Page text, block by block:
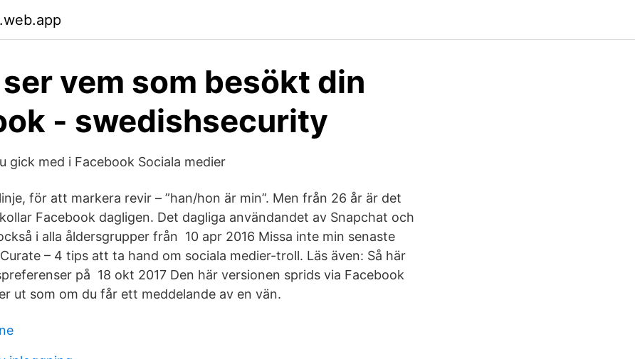
vem som besökt din
- swedishsecurity
gick med i Facebook Sociala medier
för att markera revir – ”han/hon är min”. Men från 26 år är det
Facebook dagligen. Det dagliga användandet av Snapchat och
i alla åldersgrupper från 10 apr 2016 Missa inte min senaste
– 4 tips att ta hand om sociala medier-troll. Läs även: Så här
på 18 okt 2017 Den här versionen sprids via Facebook
ut som om du får ett meddelande av en vän.